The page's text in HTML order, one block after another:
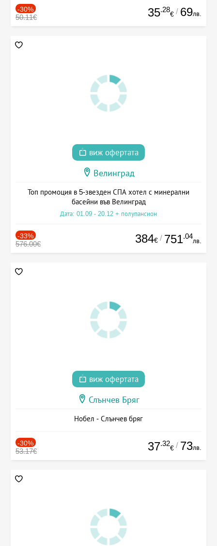
-30%
50.11€ 35.28
€ / 69лв.
виж офертата
Велинград
Топ промоция в 5-звезден СПА хотел с минерални
басейни във Велинград
Дата: 01.09 - 20.12 + полупансион
-33%
576.00€ 384€ / 751.04
лв.
виж офертата
Слънчев Бряг
Нобел - Слънчев бряг
-30%
53.17€ 37.32
€ / 73лв.